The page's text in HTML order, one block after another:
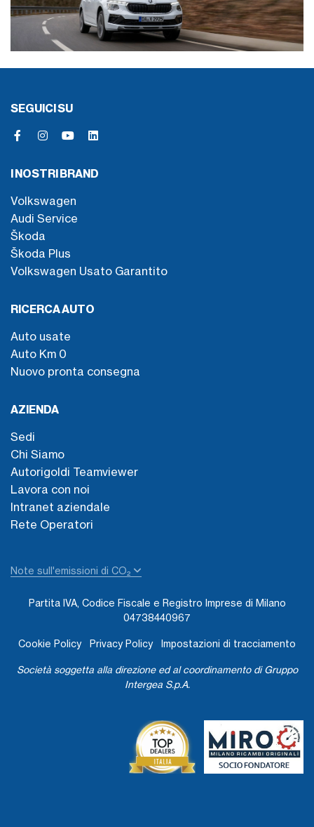
SEGUICI SU
I NOSTRI BRAND
Volkswagen
Audi Service
Škoda
Škoda Plus
Volkswagen Usato Garantito
RICERCA AUTO
Auto usate
Auto Km 0
Nuovo pronta consegna
AZIENDA
Sedi
Chi Siamo
Autorigoldi Teamviewer
Lavora con noi
Intranet aziendale
Rete Operatori
Note sull'emissioni di CO₂
Partita IVA, Codice Fiscale e Registro Imprese di Milano
04738440967
Cookie Policy Privacy Policy Impostazioni di tracciamento
Società soggetta alla direzione ed al coordinamento di Gruppo
Intergea S.p.A.